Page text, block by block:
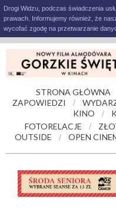
Drogi Widzu, podczas świadczenia
prawach. Informujemy również, że
wycofać zgodę na przetwarzanie
STRONA GŁÓWNA
ZAPOWIEDZI /
KINO /
FOTORELACJE
/
OUTSIDE
/ OPEN